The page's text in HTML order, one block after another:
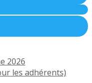
2026
les adhérents)